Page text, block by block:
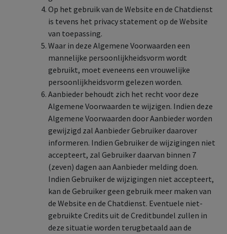
Op het gebruik van de Website en de Chatdienst
is tevens het privacy statement op de Website
van toepassing.
Waar in deze Algemene Voorwaarden een
mannelijke persoonlijkheidsvorm wordt
gebruikt, moet eveneens een vrouwelijke
persoonlijkheidsvorm gelezen worden.
Aanbieder behoudt zich het recht voor deze
Algemene Voorwaarden te wijzigen. Indien deze
Algemene Voorwaarden door Aanbieder worden
gewijzigd zal Aanbieder Gebruiker daarover
informeren. Indien Gebruiker de wijzigingen niet
accepteert, zal Gebruiker daarvan binnen 7
(zeven) dagen aan Aanbieder melding doen.
Indien Gebruiker de wijzigingen niet accepteert,
kan de Gebruiker geen gebruik meer maken van
de Website en de Chatdienst. Eventuele niet-
gebruikte Credits uit de Creditbundel zullen in
deze situatie worden terugbetaald aan de